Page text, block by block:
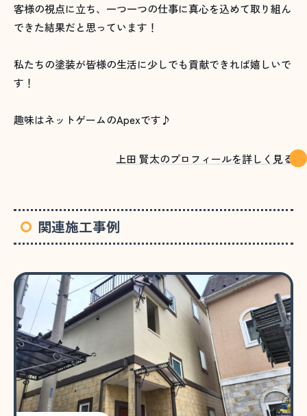
客様の視点に立ち、一つ一つの仕事に真心を込めて取り組ん
できた結果だと思っています！
私たちの塗装が皆様の生活に少しでも貢献できれば嬉しいで
す！
趣味はネットゲームのApexです♪
上田 賢太のプロフィールを詳しく見る
関連施工事例